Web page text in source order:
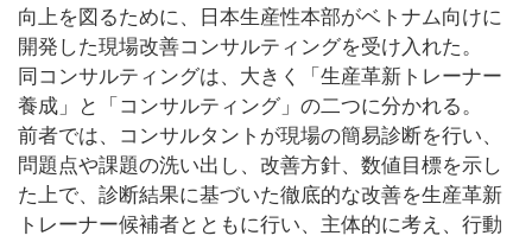
向上を図るために、日本生産性本部がベトナム向けに
開発した現場改善コンサルティングを受け入れた。
同コンサルティングは、大きく「生産革新トレーナー
養成」と「コンサルティング」の二つに分かれる。
前者では、コンサルタントが現場の簡易診断を行い、
問題点や課題の洗い出し、改善方針、数値目標を示し
た上で、診断結果に基づいた徹底的な改善を生産革新
トレーナー候補者とともに行い、主体的に考え、行動